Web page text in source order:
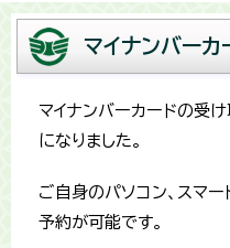
マイナンバーカ
マイナンバーカードの受
になりました。
ご自身のパソコン、スマ
予約が可能です。